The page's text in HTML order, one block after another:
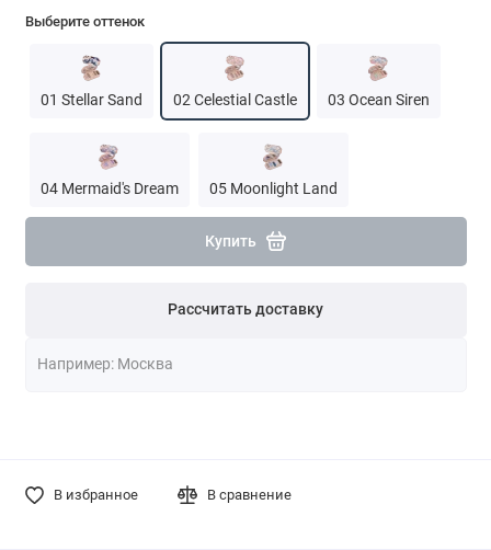
Выберите оттенок
01 Stellar Sand 02 Celestial Castle 03 Ocean Siren
04 Mermaid's Dream 05 Moonlight Land
Купить
Рассчитать доставку
В избранное В сравнение